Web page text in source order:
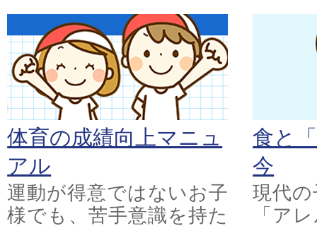
体育の成績向上マニュ
アル
運動が得意ではないお子
様でも、苦手意識を持た
食と
今
現代
「ア